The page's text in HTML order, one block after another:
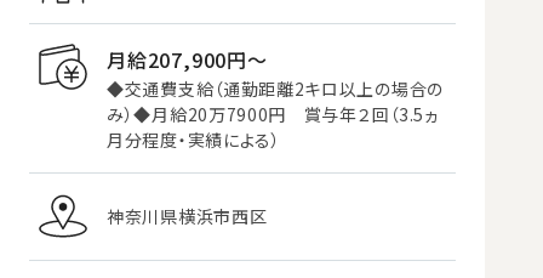
月給207,900円〜
◆交通費支給（通勤距離2キロ以上の場合の
み）◆月給20万7900円 賞与年２回（3.5ヵ
月分程度・実績による）
神奈川県横浜市西区